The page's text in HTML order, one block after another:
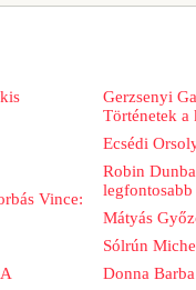
Vince:
Gerzsenyi
Történetek
Ecsédi
Robin
Mátyás
Sólrún
Donna